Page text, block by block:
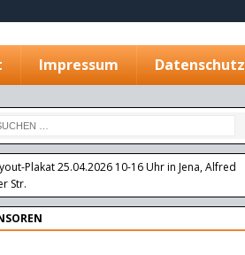
Impressum Datenschutz